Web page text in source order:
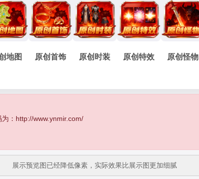
地图 原创首饰 原创时装 原创特效 原创怪物
：http://www.ynmir.com/
展示预览图已经降低像素，实际效果比展示图更加细腻